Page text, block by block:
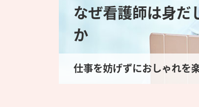
なぜ看護師は身だ
か
仕事を妨げずにおしゃれを